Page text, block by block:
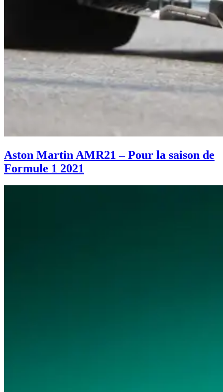
Aston Martin AMR21 – Pour la saison de
Formule 1 2021